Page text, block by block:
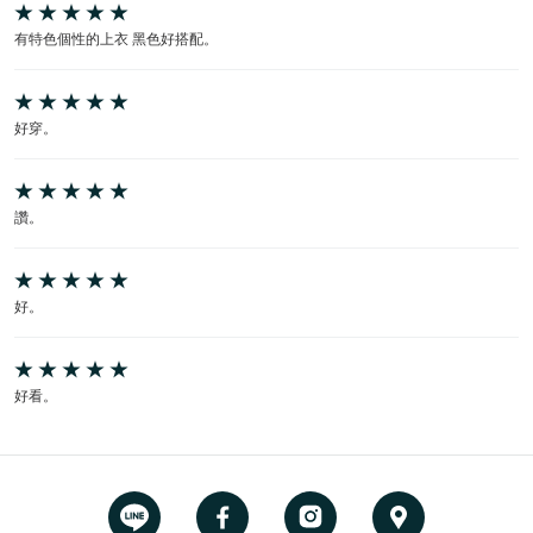
有特色個性的上衣 黑色好搭配。
好穿。
讚。
好。
好看。